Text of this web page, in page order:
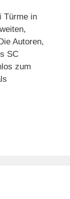
Türme in
Autoren,
SC
zum